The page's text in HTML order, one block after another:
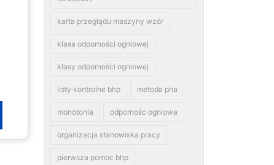
karta przeglądu maszyny wzór
klasa odporności ogniowej
klasy odporności ogniowej
listy kontrolne bhp metoda pha
monotonia odpornośc ogniowa
organizacja stanowiska pracy
pierwsza pomoc bhp